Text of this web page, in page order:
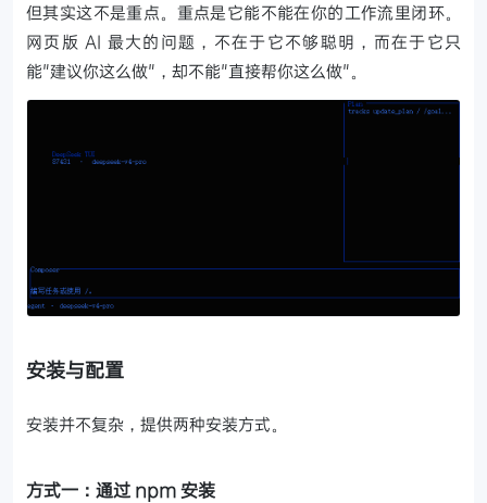
但其实这不是重点。重点是它能不能在你的工作流里闭环。
网页版 AI 最大的问题，不在于它不够聪明，而在于它只
能"建议你这么做"，却不能"直接帮你这么做"。
安装与配置
安装并不复杂，提供两种安装方式。
方式一：通过 npm 安装